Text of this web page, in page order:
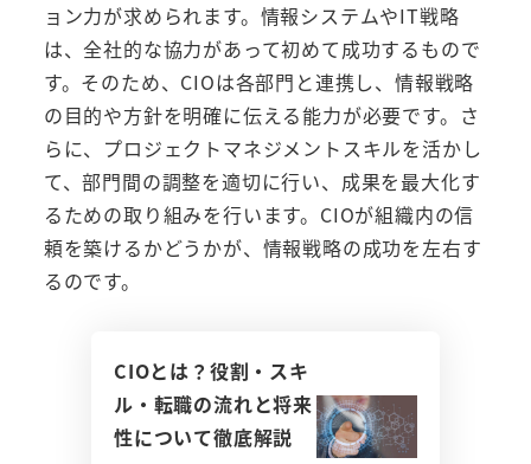
ョン力が求められます。情報システムやIT戦略
は、全社的な協力があって初めて成功するもので
す。そのため、CIOは各部門と連携し、情報戦略
の目的や方針を明確に伝える能力が必要です。さ
らに、プロジェクトマネジメントスキルを活かし
て、部門間の調整を適切に行い、成果を最大化す
るための取り組みを行います。CIOが組織内の信
頼を築けるかどうかが、情報戦略の成功を左右す
るのです。
CIOとは？役割・スキ
ル・転職の流れと将来
性について徹底解説